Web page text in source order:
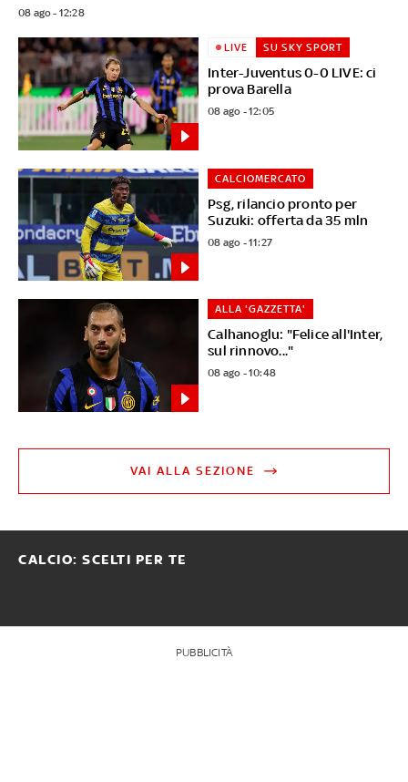
08 ago - 12:28
Inter-Juventus 0-0 LIVE: ci
prova Barella
LIVE SU SKY SPORT
08 ago - 12:05
Psg, rilancio pronto per
Suzuki: offerta da 35 mln
CALCIOMERCATO
08 ago - 11:27
Calhanoglu: "Felice all'Inter,
sul rinnovo..."
ALLA 'GAZZETTA'
08 ago - 10:48
VAI ALLA SEZIONE
CALCIO: SCELTI PER TE
PUBBLICITÀ